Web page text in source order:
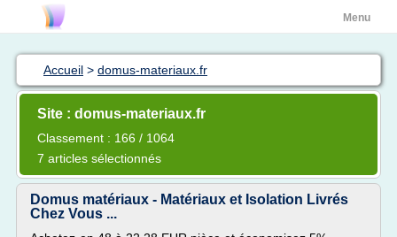
Menu
Accueil > domus-materiaux.fr
Site : domus-materiaux.fr
Classement : 166 / 1064
7 articles sélectionnés
Domus matériaux - Matériaux et Isolation Livrés
Chez Vous ...